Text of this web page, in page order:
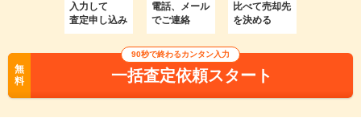
入力して
査定申し込み
電話、メール
でご連絡
比べて売却先
を決める
無
料
90秒で終わるカンタン入力
一括査定依頼スタート